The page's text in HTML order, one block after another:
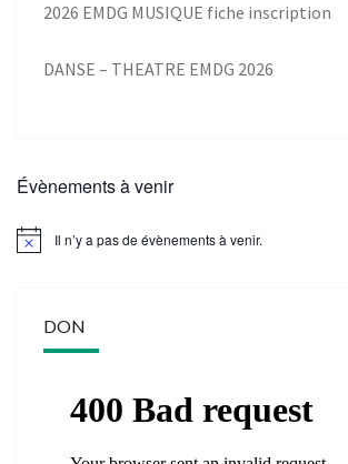
2026 EMDG MUSIQUE fiche inscription
DANSE – THEATRE EMDG 2026
Évènements à venir
Il n’y a pas de évènements à venir.
DON